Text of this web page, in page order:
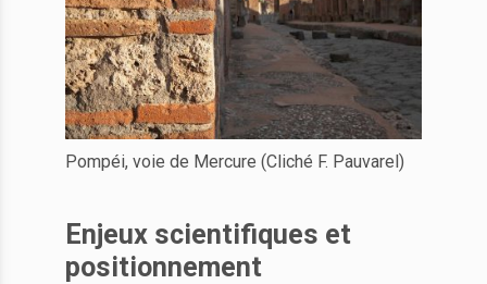
Pompéi, voie de Mercure (Cliché F. Pauvarel)
Enjeux scientifiques et
positionnement